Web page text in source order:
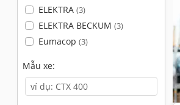
ELEKTRA (3)
ELEKTRA BECKUM (3)
Eumacop (3)
Mẫu xe: